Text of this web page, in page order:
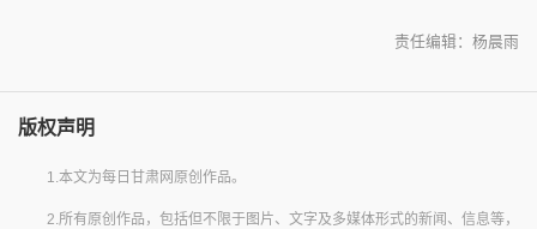
责任编辑：杨晨雨
版权声明
1.本文为每日甘肃网原创作品。
2.所有原创作品，包括但不限于图片、文字及多媒体形式的新闻、信息等，